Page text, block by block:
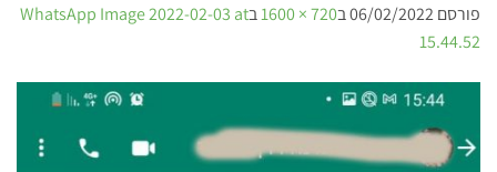
פורסם06/02/2022ב720 × 1600 בWhatsApp Image 2022-02-03 at
15.44.52